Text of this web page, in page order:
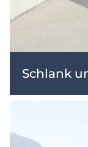
Schlank